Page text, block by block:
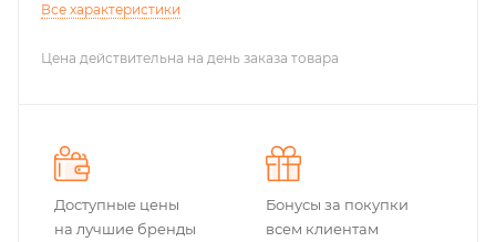
Все характеристики
Цена действительна на день заказа товара
Доступные цены
на лучшие бренды
Бонусы за покупки
всем клиентам